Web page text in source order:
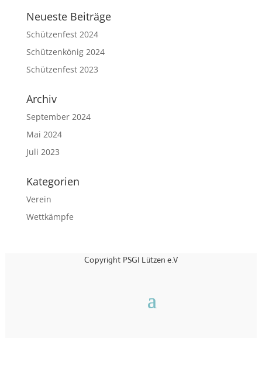
Neueste Beiträge
Schützenfest 2024
Schützenkönig 2024
Schützenfest 2023
Archiv
September 2024
Mai 2024
Juli 2023
Kategorien
Verein
Wettkämpfe
Copyright PSGI Lützen e.V